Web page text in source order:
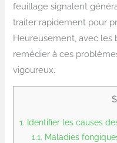
feuillage signalent
traiter rapidement pour
Heureusement, avec les
remédier à ces
vigoureux.
1. Identifier les causes
1.1. Maladies